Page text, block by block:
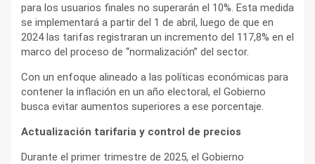
para los usuarios finales no superarán el 10%. Esta medida
se implementará a partir del 1 de abril, luego de que en
2024 las tarifas registraran un incremento del 117,8% en el
marco del proceso de “normalización” del sector.
Con un enfoque alineado a las políticas económicas para
contener la inflación en un año electoral, el Gobierno
busca evitar aumentos superiores a ese porcentaje.
Actualización tarifaria y control de precios
Durante el primer trimestre de 2025, el Gobierno